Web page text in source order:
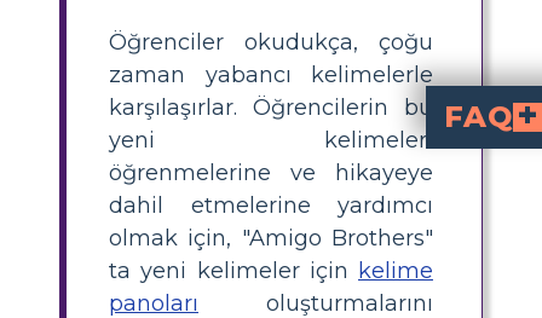
Öğrenciler okudukça, çoğu
zaman yabancı kelimelerle
karşılaşırlar. Öğrencilerin bu
yeni kelimeleri
öğrenmelerine ve hikayeye
dahil etmelerine yardımcı
olmak için, "Amigo Brothers"
ta yeni kelimeler için kelime
panoları oluşturmalarını
FAQ